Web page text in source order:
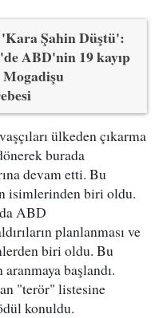
Şahin Düştü':
ABD'nin 19 kayıp
ülkeden çıkarma
burada
devam etti. Bu
isimlerinden biri oldu.
ABD
planlanması ve
biri oldu. Bu
başlandı.
"terör" listesine
konuldu.